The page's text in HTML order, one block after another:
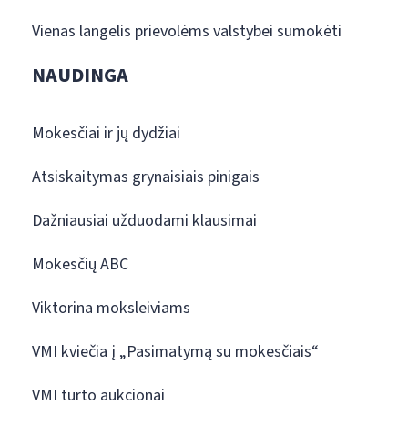
Vienas langelis prievolėms valstybei sumokėti
NAUDINGA
Mokesčiai ir jų dydžiai
Atsiskaitymas grynaisiais pinigais
Dažniausiai užduodami klausimai
Mokesčių ABC
Viktorina moksleiviams
VMI kviečia į „Pasimatymą su mokesčiais“
VMI turto aukcionai